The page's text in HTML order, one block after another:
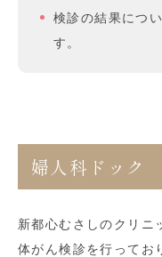
検診の結果につ
す。
婦人科ドック
新都心むさしのクリニ
体がん検診を行ってお